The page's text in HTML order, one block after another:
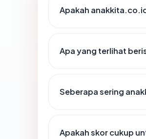
Apakah
Apa yang terlihat
Seberapa sering
Apakah skor cukup